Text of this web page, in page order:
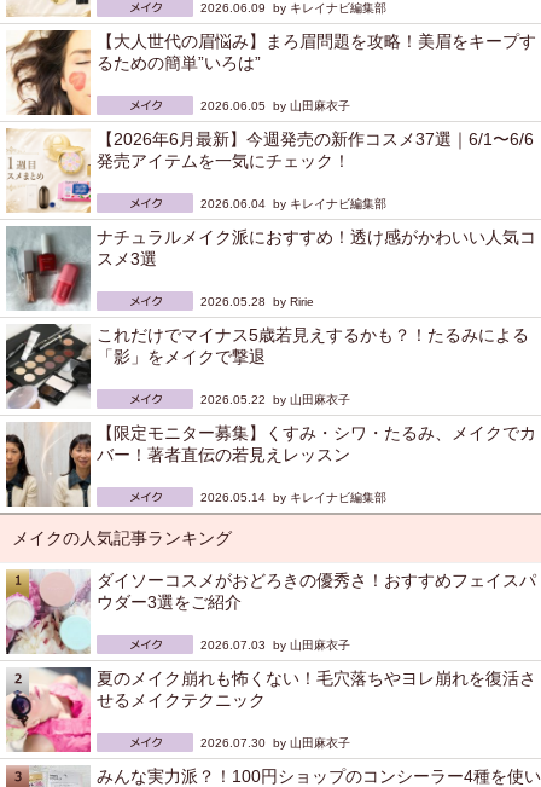
2026.06.09 by キレイナビ編集部
【大人世代の眉悩み】まろ眉問題を攻略！美眉をキープす
るための簡単”いろは”
2026.06.05 by 山田麻衣子
【2026年6月最新】今週発売の新作コスメ37選｜6/1〜6/6
発売アイテムを一気にチェック！
2026.06.04 by キレイナビ編集部
ナチュラルメイク派におすすめ！透け感がかわいい人気コ
スメ3選
2026.05.28 by Ririe
これだけでマイナス5歳若見えするかも？！たるみによる
「影」をメイクで撃退
2026.05.22 by 山田麻衣子
【限定モニター募集】くすみ・シワ・たるみ、メイクでカ
バー！著者直伝の若見えレッスン
2026.05.14 by キレイナビ編集部
メイクの人気記事ランキング
ダイソーコスメがおどろきの優秀さ！おすすめフェイスパ
ウダー3選をご紹介
2026.07.03 by 山田麻衣子
夏のメイク崩れも怖くない！毛穴落ちやヨレ崩れを復活さ
せるメイクテクニック
2026.07.30 by 山田麻衣子
みんな実力派？！100円ショップのコンシーラー4種を使い